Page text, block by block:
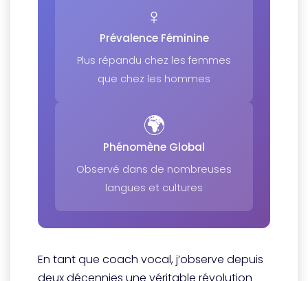
♀️
Prévalence Féminine
Plus répandu chez les femmes
que chez les hommes
🌍
Phénomène Global
Observé dans de nombreuses
langues et cultures
En tant que coach vocal, j’observe depuis